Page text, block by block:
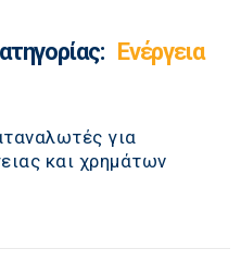
Ενέργεια
για
και χρημάτων